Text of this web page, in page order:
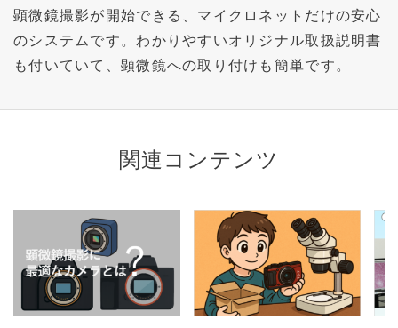
顕微鏡撮影が開始できる、マイクロネットだけの安心
のシステムです。わかりやすいオリジナル取扱説明書
も付いていて、顕微鏡への取り付けも簡単です。
関連コンテンツ